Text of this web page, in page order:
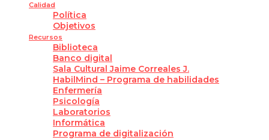
Calidad
Política
Objetivos
Recursos
Biblioteca
Banco digital
Sala Cultural Jaime Correales J.
HabilMind – Programa de habilidades
Enfermería
Psicología
Laboratorios
Informática
Programa de digitalización